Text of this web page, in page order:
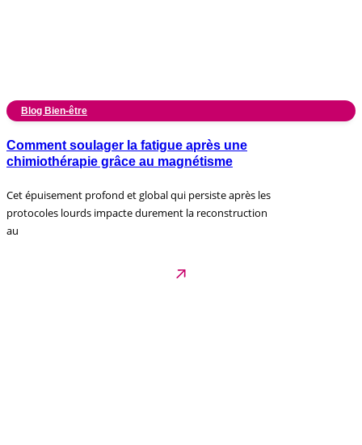
Blog Bien-être
Comment soulager la fatigue après une
chimiothérapie grâce au magnétisme
Cet épuisement profond et global qui persiste après les
protocoles lourds impacte durement la reconstruction
au